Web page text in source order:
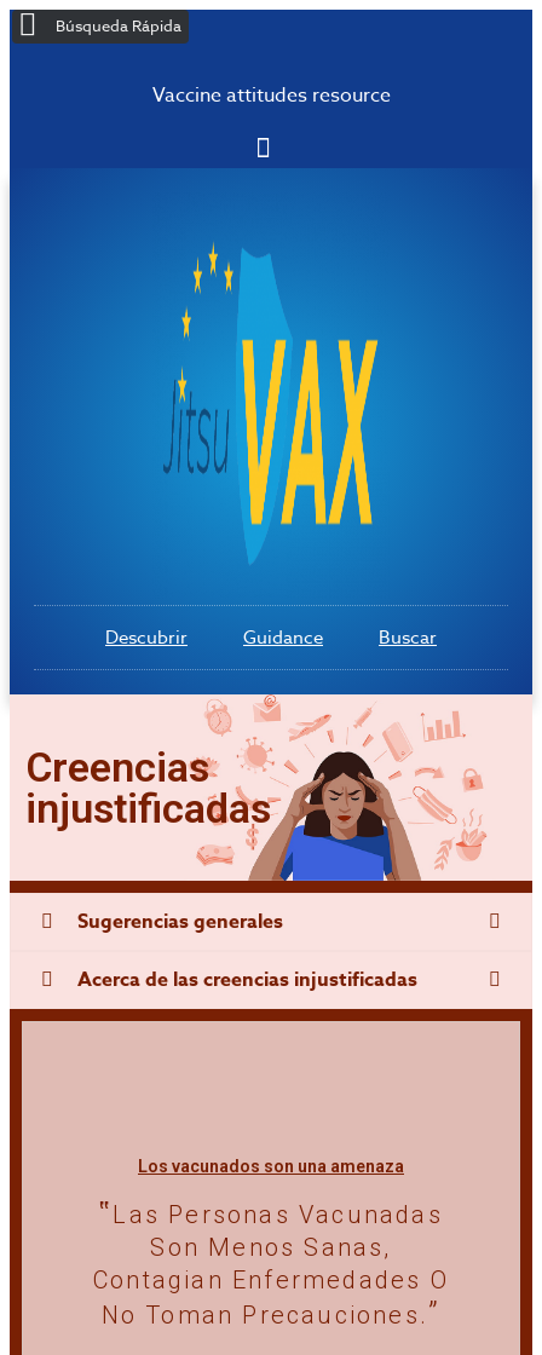
Búsqueda Rápida
Vaccine attitudes resource
Descubrir Guidance Buscar
Creencias
injustificadas
Sugerencias generales
Acerca de las creencias injustificadas
Los vacunados son una amenaza
Las Personas Vacunadas
Son Menos Sanas,
Contagian Enfermedades O
No Toman Precauciones.